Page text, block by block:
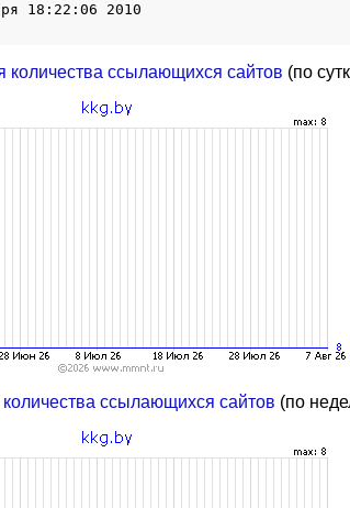
18:22:06 2010
количества ссылающихся сайтов (по
ссылающихся сайтов (по